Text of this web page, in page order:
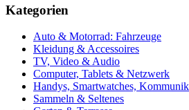
Kategorien
Auto & Motorrad: Fahrzeuge
Kleidung & Accessoires
TV, Video & Audio
Computer, Tablets & Netzwerk
Handys, Smartwatches,
Sammeln & Seltenes